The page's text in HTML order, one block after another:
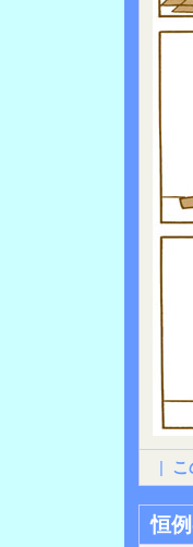
|
恒